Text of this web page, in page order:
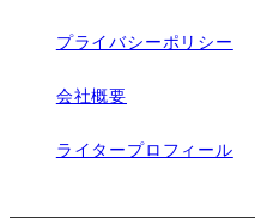
プライバシーポリシー
会社概要
ライタープロフィール